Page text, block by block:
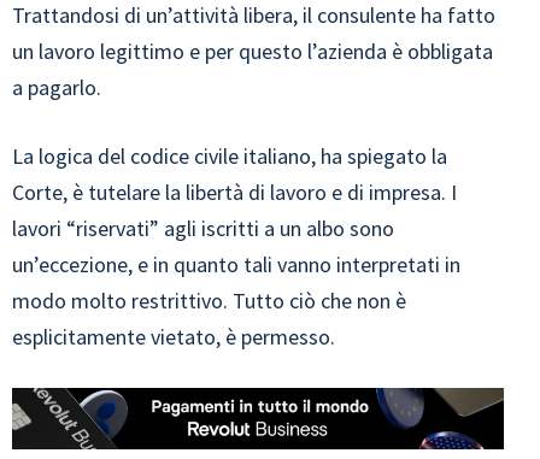
Trattandosi di un’attività libera, il consulente ha fatto
un lavoro legittimo e per questo l’azienda è obbligata
a pagarlo.
La logica del codice civile italiano, ha spiegato la
Corte, è tutelare la libertà di lavoro e di impresa. I
lavori “riservati” agli iscritti a un albo sono
un’eccezione, e in quanto tali vanno interpretati in
modo molto restrittivo. Tutto ciò che non è
esplicitamente vietato, è permesso.